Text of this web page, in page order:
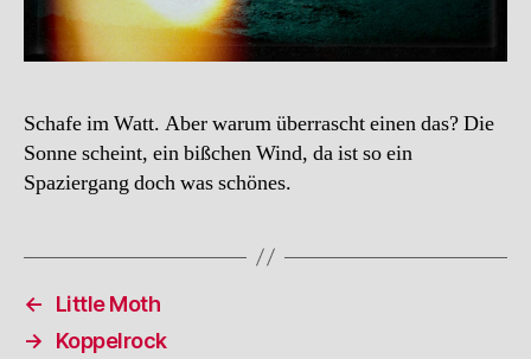
Schafe im Watt. Aber warum überrascht einen das? Die
Sonne scheint, ein bißchen Wind, da ist so ein
Spaziergang doch was schönes.
←
Little Moth
→
Koppelrock